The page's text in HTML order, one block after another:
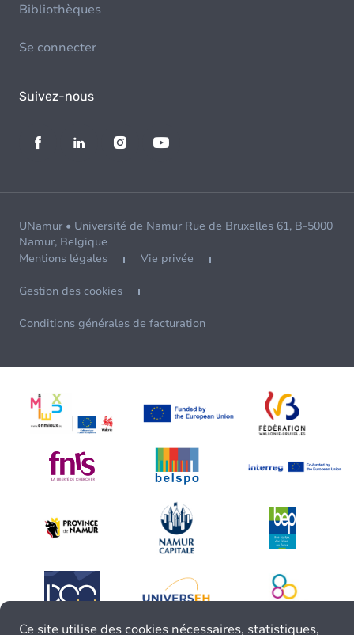
Bibliothèques
Se connecter
Suivez-nous
UNamur • Université de Namur Rue de Bruxelles 61, B-5000
Namur, Belgique
Mentions légales
Vie privée
Gestion des cookies
Conditions générales de facturation
Ce site utilise des cookies nécessaires, statistiques,